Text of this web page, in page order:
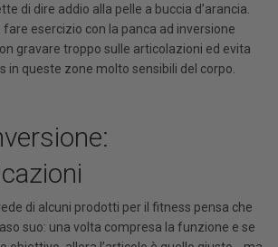
di dire addio alla pelle a buccia d’arancia.
fare esercizio con la panca ad inversione
gravare troppo sulle articolazioni ed evita
in queste zone molto sensibili del corpo.
di alcuni prodotti per il fitness pensa che
suo: una volta compresa la funzione e se